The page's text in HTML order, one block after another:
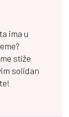
ima u
stiže
solidan